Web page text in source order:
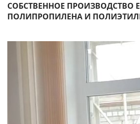
СОБСТВЕННОЕ ПРОИЗВОДСТВО
ПОЛИПРОПИЛЕНА И